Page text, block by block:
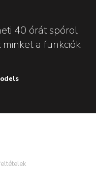
40 órát spórol
a funkciók